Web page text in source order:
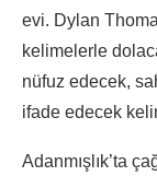
evi. Dylan
kelimelerle
nüfuz edecek,
ifade edecek
Adanmışlık’ta